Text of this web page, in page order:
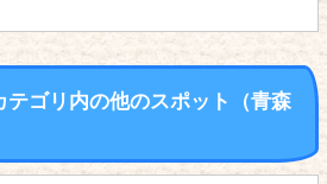
テゴリ内の他のスポット（青森